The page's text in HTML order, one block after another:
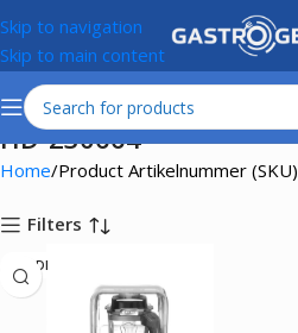
Skip to navigation
Skip to main content
HD-230664
Home Product Artikelnummer (SKU)
Filters
HENDI